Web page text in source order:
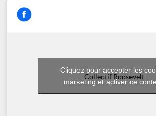
Collectif Roosevelt
Cliquez pour accepter les
marketing et activer ce